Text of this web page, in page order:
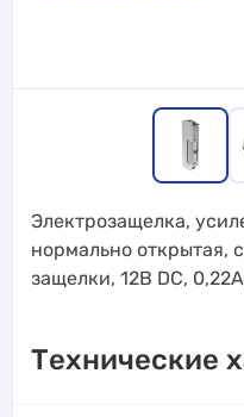
Электрозащелка,
нормально открытая,
защелки, 12В DC,
Технические